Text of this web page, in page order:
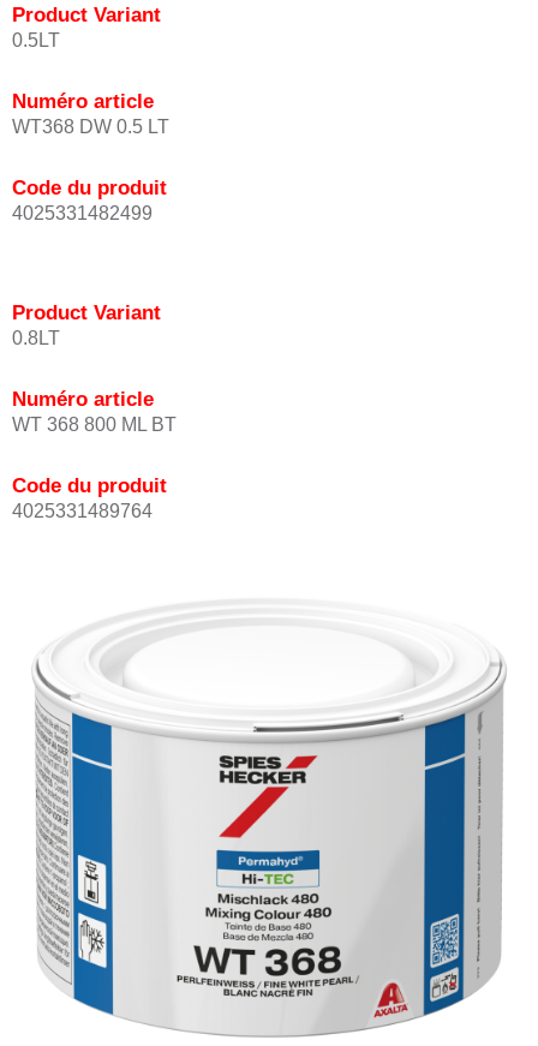
Product Variant
0.5LT
Numéro article
WT368 DW 0.5 LT
Code du produit
4025331482499
Product Variant
0.8LT
Numéro article
WT 368 800 ML BT
Code du produit
4025331489764